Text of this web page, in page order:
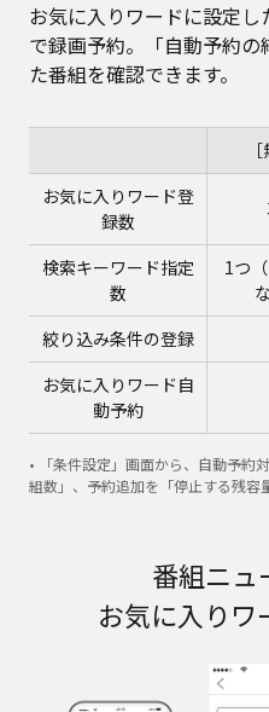
お気に入りワードに設定
で録画予約。「自動予約
た番組を確認できます。
お気に入りワード登
録数
検索キーワード指定
数
1つ
絞り込み条件の登録
お気に入りワード自
動予約
• 「条件設定」画面から、自動予約
組数」、予約追加を「停止する残容
番組ニュ
お気に入りワ